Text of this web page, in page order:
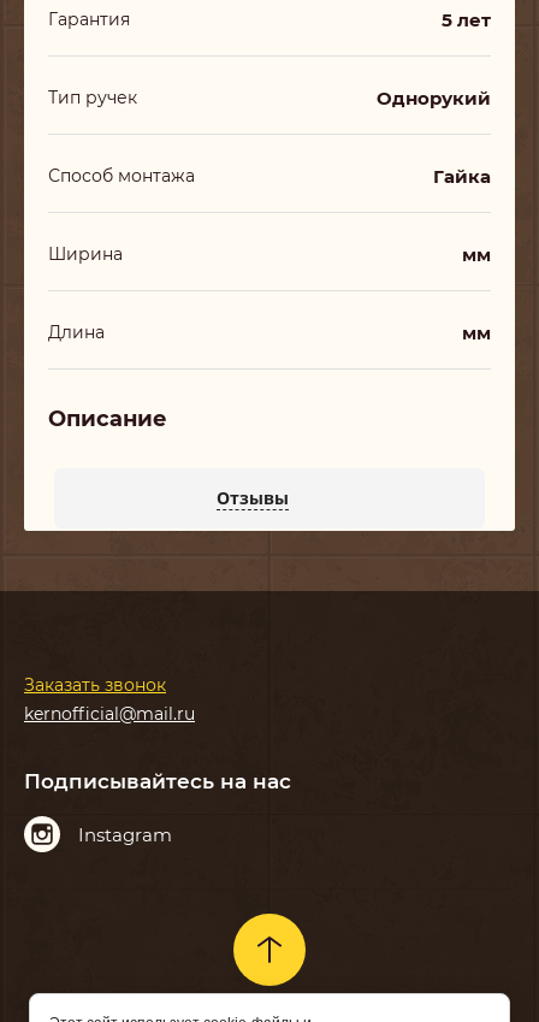
Гарантия 5 лет
Тип ручек Однорукий
Способ монтажа Гайка
Ширина мм
Длина мм
Описание
Отзывы
Заказать звонок
kernofficial@mail.ru
Подписывайтесь на нас
Instagram